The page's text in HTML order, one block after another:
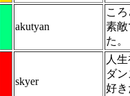
akutyan
こ
素
た。
skyer
人
ダ
好